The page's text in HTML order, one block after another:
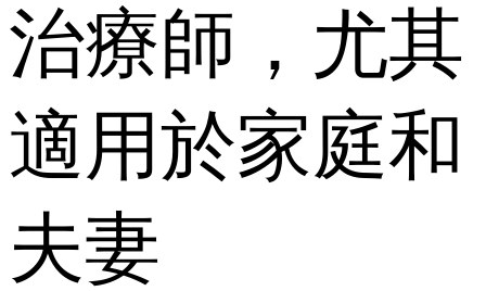
治療師，尤其
適用於家庭和
夫妻